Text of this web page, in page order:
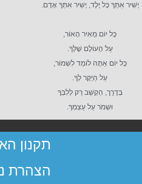
יָשִׁיר אִתְּךָ כָּל יֶלֶד, יָשִׁיר אִתְּךָ אָדָם.
כָּל יוֹם מֵאִיר הָאוֹר,
עַל הָעוֹלָם שֶׁלְּךָ.
כָּל יוֹם אַתָּה לוֹמֵד לִשְׁמוֹר,
עַל הַיָּקָר לְךָ.
בְּדֶרֶך, הַקְשֵׁב רַק לְלִבְּךָ⁠
וּשְׁמֹר עַל עַצְמְךָ.
תקנון
הצהרת